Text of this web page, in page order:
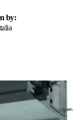
by: